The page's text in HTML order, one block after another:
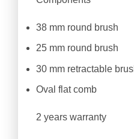
38 mm round brush
25 mm round brush
30 mm retractable
Oval flat comb
2 years warranty